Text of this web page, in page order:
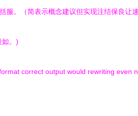
服。（简表示概念建议但实现注结保良让
如。)
correct output would rewriting